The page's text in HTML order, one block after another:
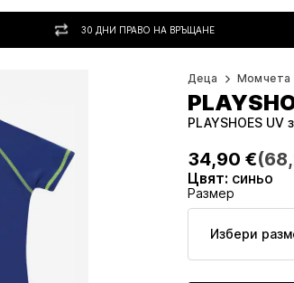
30 ДНИ ПРАВО НА ВРЪЩАНЕ
Деца Момчета
34,90 €
34,90 €
PLAYSHOES
Цвят: синьо
Размер
Избери